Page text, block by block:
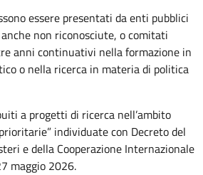
essere presentati da enti pubblici
non riconosciute, o comitati
anni continuativi nella formazione in
o nella ricerca in materia di politica
a progetti di ricerca nell’ambito
individuate con Decreto del
e della Cooperazione Internazionale
maggio 2026.